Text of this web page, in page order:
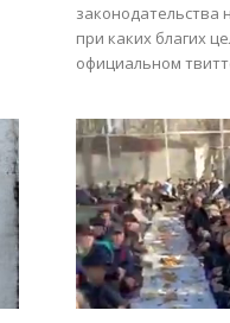
законодательства
при каких благих
официальном